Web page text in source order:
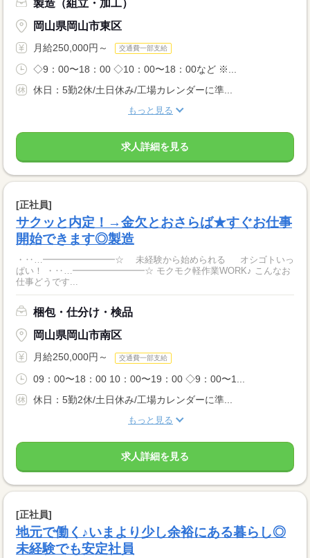
製造（組立・加工）
岡山県岡山市東区
月給250,000円～ 交通費一部支給
◇9：00〜18：00 ◇10：00〜18：00など ※...
休日：5勤2休/土日休み/工場カレンダーに準...
もっと見る
求人詳細を見る
[正社員]
サクッと内定！→金欠とおさらば★すぐお仕事
開始できます◎製造
・‥…━━━━━━━━☆ 未経験から始められる オシゴトいっ
ぱい！ ・‥…━━━━━━━━☆ モクモク軽作業WORK♪ こんなお
仕事どうです...
梱包・仕分け・検品
岡山県岡山市南区
月給250,000円～ 交通費一部支給
09：00〜18：00 10：00〜19：00 ◇9：00〜1...
休日：5勤2休/土日休み/工場カレンダーに準...
もっと見る
求人詳細を見る
[正社員]
地元で働く♪いまより少し余裕にある暮らし◎
未経験でも安定社員